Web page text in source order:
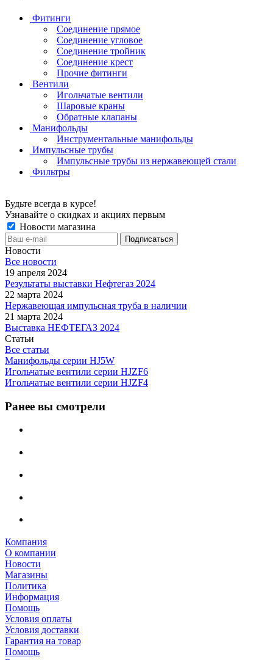
Фитинги
Соединение прямое
Соединение угловое
Соединение тройник
Соединение крест
Прочие фитинги
Вентили
Игольчатые вентили
Шаровые краны
Обратные клапаны
Манифольды
Инструментальные манифольды
Импульсные трубы
Импульсные трубы из нержавеющей стали
Фильтры
Будьте всегда в курсе!
Узнавайте о скидках и акциях первым
Новости магазина
Новости
Все новости
19 апреля 2024
Результаты выставки Нефтегаз 2024
22 марта 2024
Нержавеющая импульсная труба в наличии
21 марта 2024
Выставка НЕФТЕГАЗ 2024
Статьи
Все статьи
Манифольды серии HJ5W
Игольчатые вентили серии HJZF6
Игольчатые вентили серии HJZF4
Ранее вы смотрели
Компания
О компании
Новости
Магазины
Политика
Информация
Помощь
Условия оплаты
Условия доставки
Гарантия на товар
Помощь